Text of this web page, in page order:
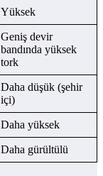
Yüksek
Geniş devir
bandında yüksek
tork
Daha düşük (şehir
içi)
Daha yüksek
Daha gürültülü